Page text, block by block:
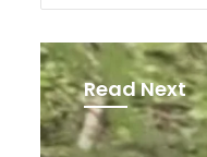
Read Next